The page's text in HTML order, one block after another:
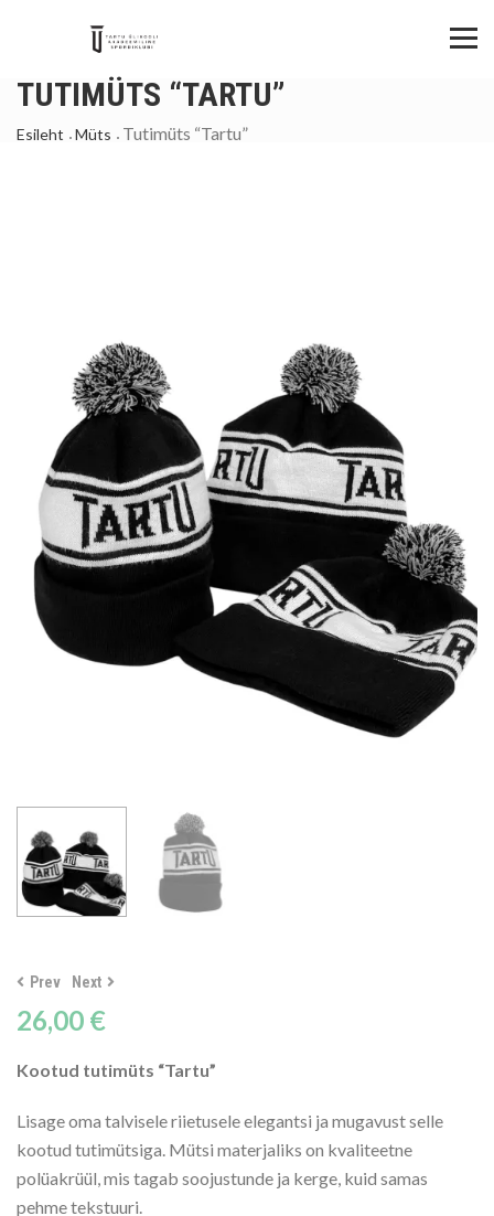
TUTIMÜTS “TARTU”
Esileht Müts Tutimüts “Tartu”
Prev Next
26,00 €
Kootud tutimüts “Tartu”
Lisage oma talvisele riietusele elegantsi ja mugavust selle
kootud tutimütsiga. Mütsi materjaliks on kvaliteetne
polüakrüül, mis tagab soojustunde ja kerge, kuid samas
pehme tekstuuri.